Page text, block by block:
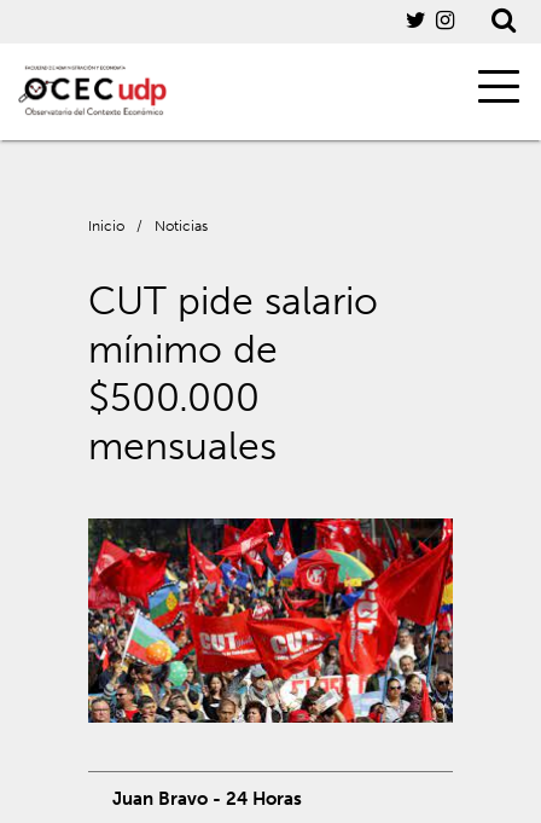
Inicio / Noticias
CUT pide salario
mínimo de
$500.000
mensuales
Juan Bravo - 24 Horas